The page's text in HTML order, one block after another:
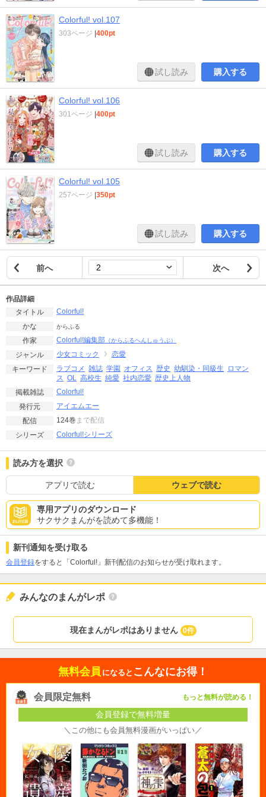
Colorful! vol.107
303ページ |400pt
試し読み 購入する
Colorful! vol.106
301ページ |400pt
試し読み 購入する
Colorful! vol.105
257ページ |350pt
試し読み 購入する
前へ 次へ
作品詳細
タイトル
Colorful!
かな
からふる
作家 Colorful!編集部 （からふるへんしゅうぶ）
ジャンル 少女コミック
恋愛
キーワード
ラブコメ 雑誌 学園 オフィス 歴史 幼馴染・同級生
ロマン
ス OL 高校生 純愛 社内恋愛 歴史上人物
掲載雑誌
Colorful!
発行元
アイエムエー
配信
124巻 まで配信
シリーズ
Colorful!シリーズ
読み方を選択
アプリで読む ウェブで読む
専用アプリのダウンロード
サクサクまんがを読めて多機能！
新刊通知を受け取る
会員登録をすると「Colorful!」新刊配信のお知らせが受け取れます。
みんなのまんがレポ
現在まんがレポはありません 0件
無料会員 になると こんなにお得！
会員限定無料 もっと無料が読める！
会員登録で無料増量
＼この他にも会員無料漫画がいっぱい／